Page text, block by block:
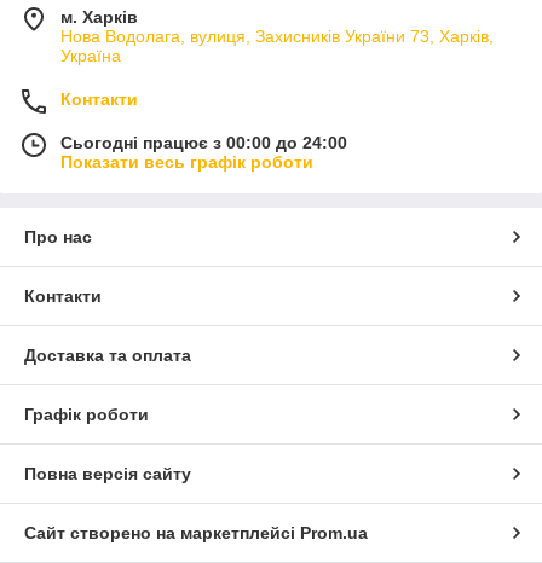
м. Харків
Нова Водолага, вулиця, Захисників України 73, Харків,
Україна
Контакти
Сьогодні працює з 00:00 до 24:00
Показати весь графік роботи
Про нас
Контакти
Доставка та оплата
Графік роботи
Повна версія сайту
Сайт створено на маркетплейсі Prom.ua